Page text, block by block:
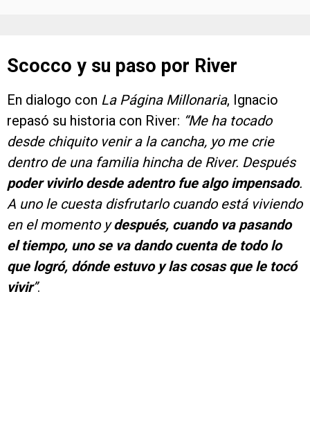
Scocco y su paso por River
En dialogo con La Página Millonaria, Ignacio
repasó su historia con River: “Me ha tocado
desde chiquito venir a la cancha, yo me crie
dentro de una familia hincha de River. Después
poder vivirlo desde adentro fue algo impensado.
A uno le cuesta disfrutarlo cuando está viviendo
en el momento ydespués, cuando va pasando
el tiempo, uno se va dando cuenta de todo lo
que logró, dónde estuvo y las cosas que le tocó
vivir”.